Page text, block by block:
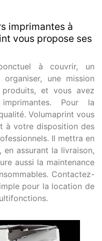
imprimantes à
vous propose ses
à couvrir, un
une mission
et vous avez
Pour la
Volumaprint vous
à votre disposition des
Il mettra en
en assurant la livraison,
aussi la maintenance
Contactez-
pour la location de